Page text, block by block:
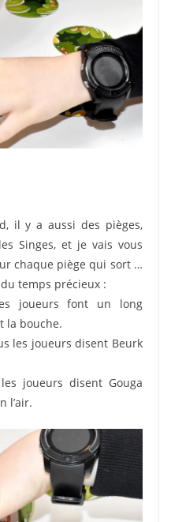
il y a aussi des pièges,
Singes, et je vais vous
chaque piège qui sort …
temps précieux :
joueurs font un long
la bouche.
les joueurs disent Beurk
joueurs disent Gouga
l’air.